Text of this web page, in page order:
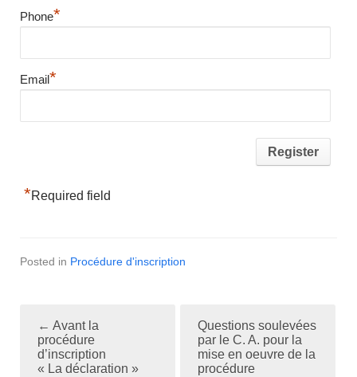
Phone*
Email*
*Required field
Posted in Procédure d'inscription
← Avant la
procédure
d’inscription
« La déclaration »
Questions soulevées
par le C. A. pour la
mise en oeuvre de la
procédure